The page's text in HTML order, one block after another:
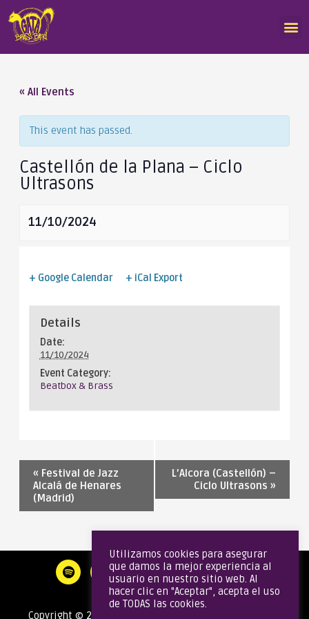
« All Events
This event has passed.
Castellón de la Plana – Ciclo
Ultrasons
11/10/2024
+ Google Calendar + iCal Export
Details
Date:
11/10/2024
Event Category:
Beatbox & Brass
« Festival de Jazz
Alcalá de Henares
(Madrid)
L’Alcora (Castellón) –
Ciclo Ultrasons»
Copyright © 2020 Gata Brass Band | Todos los derechos
Utilizamos cookies para asegurar
que damos la mejor experiencia al
usuario en nuestro sitio web. Al
hacer clic en "Aceptar", acepta el uso
de TODAS las cookies.